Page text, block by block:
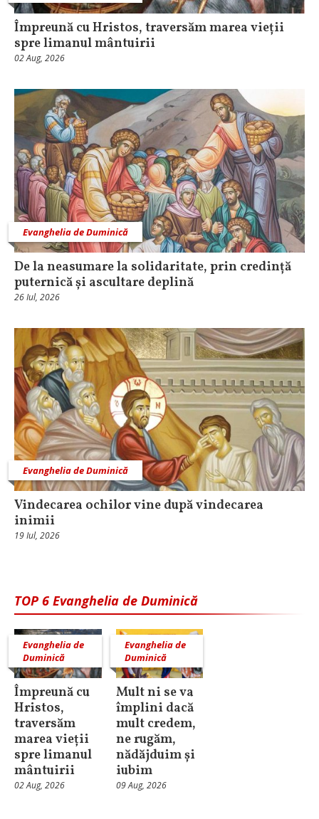
Împreună cu Hristos, traversăm marea vieții
spre limanul mântuirii
02 Aug, 2026
Evanghelia de Duminică
De la neasumare la solidaritate, prin credință
puternică și ascultare deplină
26 Iul, 2026
Evanghelia de Duminică
Vindecarea ochilor vine după vindecarea
inimii
19 Iul, 2026
TOP 6 Evanghelia de Duminică
Evanghelia de
Duminică
Împreună cu
Hristos,
traversăm
marea vieții
spre limanul
mântuirii
02 Aug, 2026
Evanghelia de
Duminică
Mult ni se va
împlini dacă
mult credem,
ne rugăm,
nădăjduim și
iubim
09 Aug, 2026